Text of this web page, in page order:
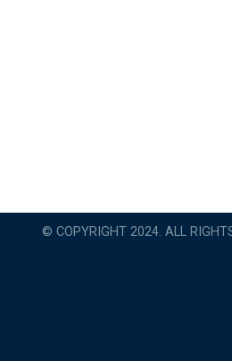
© COPYRIGHT 2024. ALL